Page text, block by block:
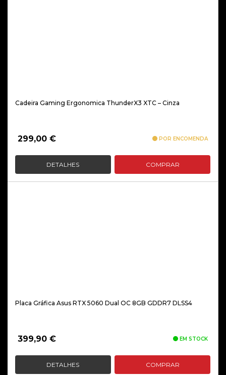
Cadeira Gaming Ergonomica ThunderX3 XTC – Cinza
299,00 € POR ENCOMENDA
DETALHES COMPRAR
Placa Gráfica Asus RTX 5060 Dual OC 8GB GDDR7 DLSS4
399,90 € EM STOCK
DETALHES COMPRAR